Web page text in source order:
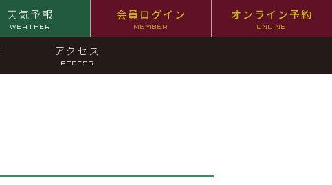
天気予報
WEATHER
会員ログイン
MEMBER
オンライン予約
ONLINE
アクセス
ACCESS